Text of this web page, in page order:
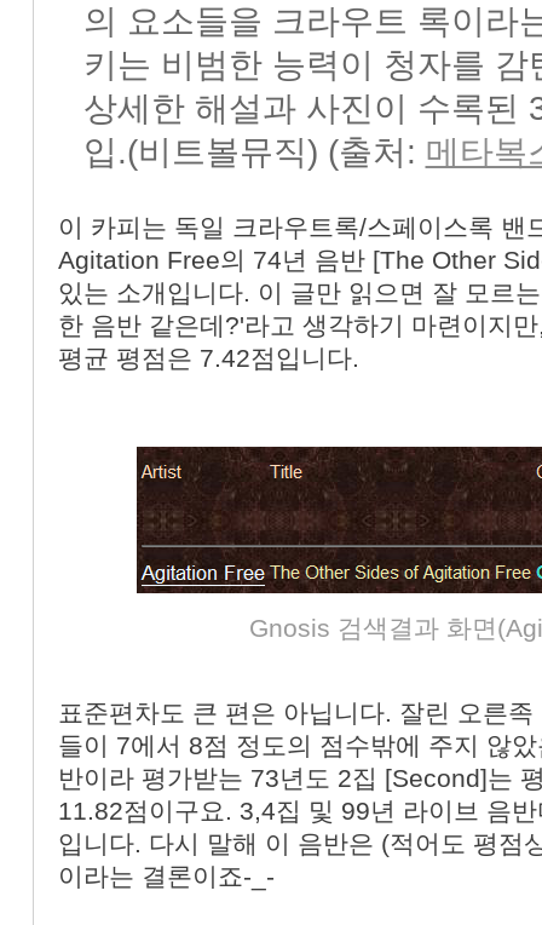
의 요소들을 크라우트 록이라
키는 비범한 능력이 청자를
상세한 해설과 사진이 수록된
입.(비트볼뮤직) (출처: 메타복
이 카피는 독일 크라우트록/스페이스록 밴
Agitation Free의 74년 음반 [The Other
있는 소개입니다. 이 글만 읽으면 잘 모르
한 음반 같은데?'라고 생각하기 마련이지
평균 평점은 7.42점입니다.
Gnosis 검색결과 화면
표준편차도 큰 편은 아닙니다. 잘린 오른
들이 7에서 8점 정도의 점수밖에 주지 않
반이라 평가받는 73년도 2집 [Second]는
11.82점이구요. 3,4집 및 99년 라이브 음
입니다. 다시 말해 이 음반은 (적어도 평점
이라는 결론이죠-_-